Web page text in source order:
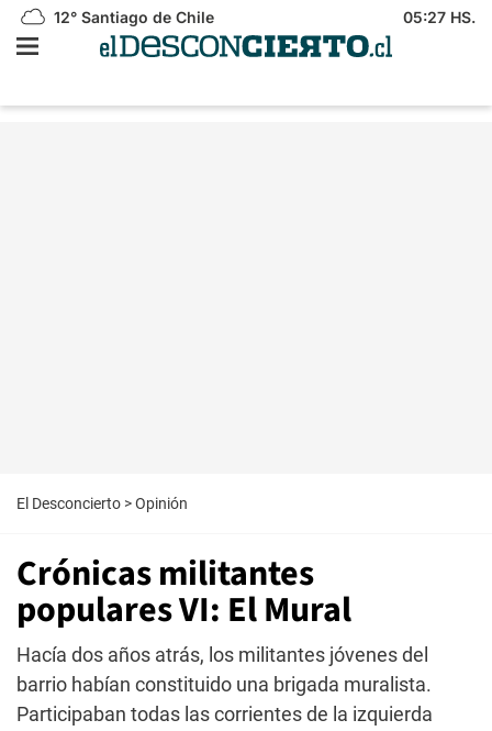
12° Santiago de Chile 05:27 HS.
El Desconcierto >Opinión
Crónicas militantes
populares VI: El Mural
Hacía dos años atrás, los militantes jóvenes del
barrio habían constituido una brigada muralista.
Participaban todas las corrientes de la izquierda